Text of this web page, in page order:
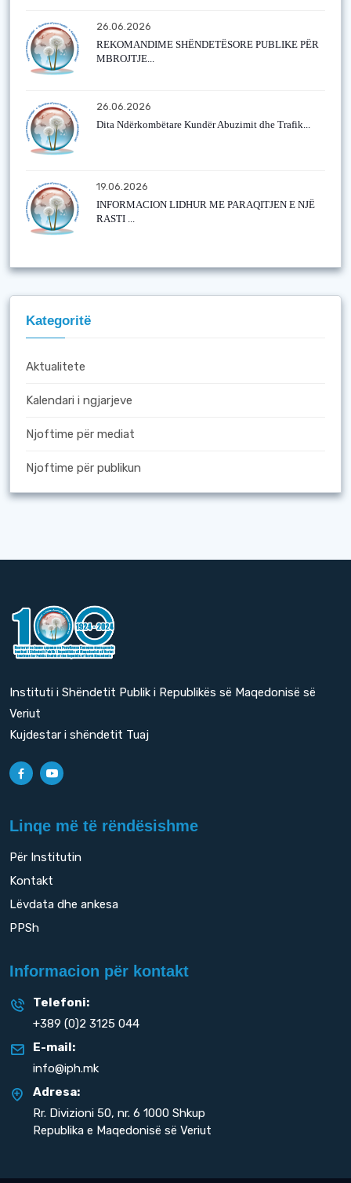
26.06.2026
REKOMANDIME SHËNDETËSORE PUBLIKE PËR
MBROJTJE...
26.06.2026
Dita Ndërkombëtare Kundër Abuzimit dhe Trafik...
19.06.2026
INFORMACION LIDHUR ME PARAQITJEN E NJË
RASTI ...
Kategoritë
Aktualitete
Kalendari i ngjarjeve
Njoftime për mediat
Njoftime për publikun
Instituti i Shëndetit Publik i Republikës së Maqedonisë së
Veriut
Kujdestar i shëndetit Tuaj
Linqe më të rëndësishme
Për Institutin
Kontakt
Lëvdata dhe ankesa
PPSh
Informacion për kontakt
Telefoni:
+389 (0)2 3125 044
E-mail:
info@iph.mk
Adresa:
Rr. Divizioni 50, nr. 6 1000 Shkup
Republika e Maqedonisë së Veriut